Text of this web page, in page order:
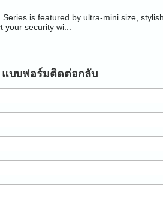
is featured by ultra-mini size,
your security wi...
แบบฟอร์มติดต่อกลับ